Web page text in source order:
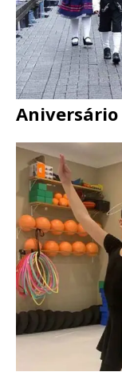
Aniversário